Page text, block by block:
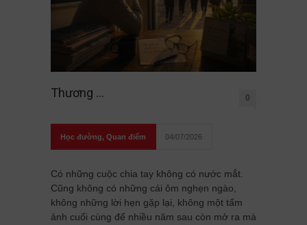
Thương … 0
Học đường, Quan điểm 04/07/2026
Có những cuộc chia tay không có nước mắt.
Cũng không có những cái ôm nghẹn ngào,
không những lời hẹn gặp lại, không một tấm
ảnh cuối cùng để nhiều năm sau còn mở ra mà